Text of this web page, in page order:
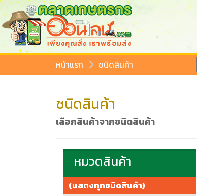
หน้าแรก ชนิดสินค้า
ชนิดสินค้า
เลือกสินค้าจากชนิดสินค้า
หมวดสินค้า
(แสดงทุกชนิดสินค้า)